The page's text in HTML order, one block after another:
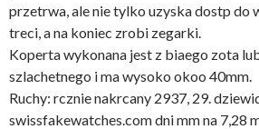
przetrwa, ale nie tylko uzyska dostp do
treci, a na koniec zrobi zegarki.
Koperta wykonana jest z biaego zota
szlachetnego i ma wysoko okoo 40mm.
Ruchy: rcznie nakrcany 2937, 29.
swissfakewatches.com dni mm na 7,28